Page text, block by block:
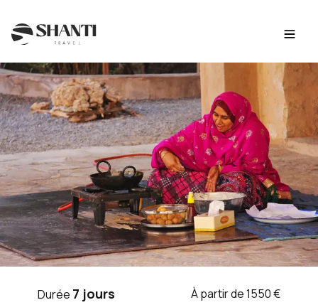
VOYAGE OMAN
Durée 7 jours À partir de 1550 €